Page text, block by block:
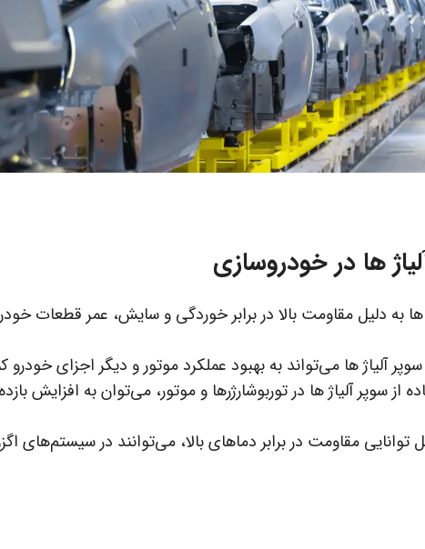
ها در خودروسازی
ها به دلیل مقاومت بالا در برابر خوردگی و سایش، عمر قطعات
سوپر آلیاژ ها می‌تواند به بهبود عملکرد موتور و دیگر اجزای
از سوپر آلیاژ ها در توربوشارژرها و موتور، می‌توان به
توانایی مقاومت در برابر دماهای بالا، می‌توانند در سیستم‌های